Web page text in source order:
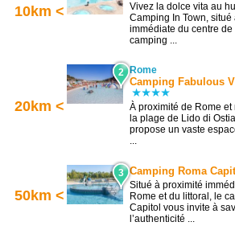
10km <
Vivez la dolce vita au
Camping In Town, situé
immédiate du centre de
camping ...
20km <
2 Rome
Camping Fabulous
À proximité de Rome et
la plage de Lido di
propose un vaste
...
50km <
3 Camping Roma
Situé à proximité
Rome et du littoral, le
Capitol vous invite à
l’authenticité ...